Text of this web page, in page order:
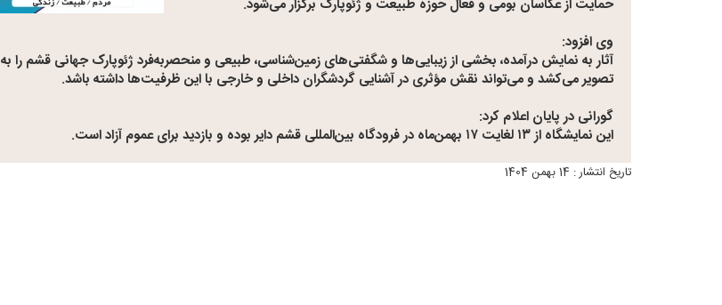
حمایت از عکاسان بومی و فعال حوزه طبیعت و ژئوپارک برگزار می‌شود.
وی افزود:
آثار به نمایش درآمده، بخشی از زیبایی‌ها و شگفتی‌های زمین‌شناسی، طبیعی و منحصربه‌فرد ژئوپارک جهانی قشم را به
تصویر می‌کشد و می‌تواند نقش مؤثری در آشنایی گردشگران داخلی و خارجی با این ظرفیت‌ها داشته باشد.
گورانی در پایان اعلام کرد:
این نمایشگاه از ۱۳ لغایت ۱۷ بهمن‌ماه در فرودگاه بین‌المللی قشم دایر بوده و بازدید برای عموم آزاد است.
تاریخ انتشار : 14 بهمن 1404